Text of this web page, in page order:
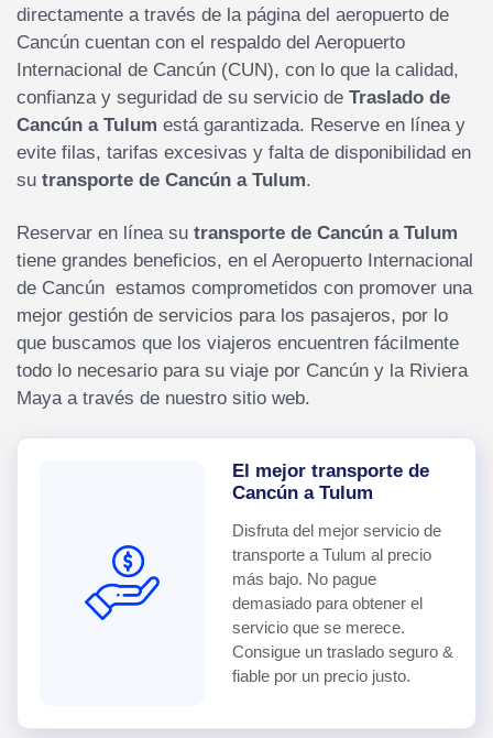
directamente a través de la página del aeropuerto de
Cancún cuentan con el respaldo del Aeropuerto
Internacional de Cancún (CUN), con lo que la calidad,
confianza y seguridad de su servicio de Traslado de
Cancún a Tulum está garantizada. Reserve en línea y
evite filas, tarifas excesivas y falta de disponibilidad en
su transporte de Cancún a Tulum.
Reservar en línea su transporte de Cancún a Tulum
tiene grandes beneficios, en el Aeropuerto Internacional
de Cancún estamos comprometidos con promover una
mejor gestión de servicios para los pasajeros, por lo
que buscamos que los viajeros encuentren fácilmente
todo lo necesario para su viaje por Cancún y la Riviera
Maya a través de nuestro sitio web.
El mejor transporte de
Cancún a Tulum
Disfruta del mejor servicio de
transporte a Tulum al precio
más bajo. No pague
demasiado para obtener el
servicio que se merece.
Consigue un traslado seguro &
fiable por un precio justo.